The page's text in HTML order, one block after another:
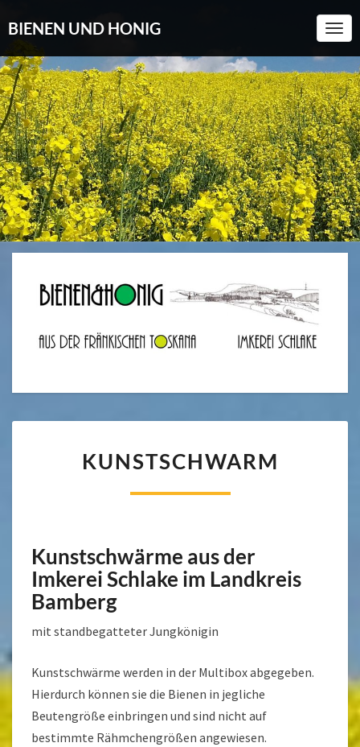
BIENEN UND HONIG
KUNSTSCHWARM
Kunstschwärme aus der
Imkerei Schlake im Landkreis
Bamberg
mit standbegatteter Jungkönigin
Kunstschwärme werden in der Multibox abgegeben.
Hierdurch können sie die Bienen in jegliche
Beutengröße einbringen und sind nicht auf
bestimmte Rähmchengrößen angewiesen.